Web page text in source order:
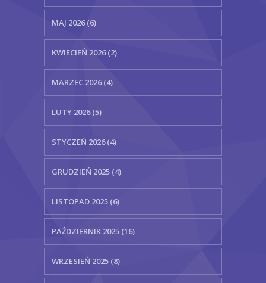
MAJ 2026 (6)
KWIECIEŃ 2026 (2)
MARZEC 2026 (4)
LUTY 2026 (5)
STYCZEŃ 2026 (4)
GRUDZIEŃ 2025 (4)
LISTOPAD 2025 (6)
PAŹDZIERNIK 2025 (16)
WRZESIEŃ 2025 (8)